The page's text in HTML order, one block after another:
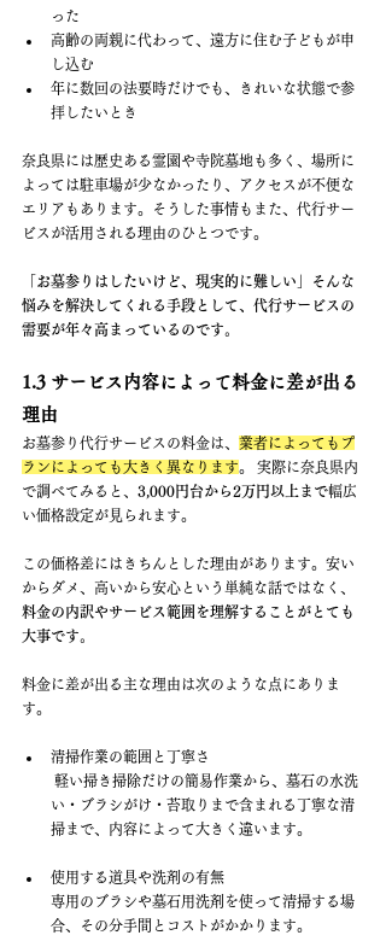
った
高齢の両親に代わって、遠方に住む子どもが申
し込む
年に数回の法要時だけでも、きれいな状態で参
拝したいとき
奈良県には歴史ある霊園や寺院墓地も多く、場所に
よっては駐車場が少なかったり、アクセスが不便な
エリアもあります。そうした事情もまた、代行サー
ビスが活用される理由のひとつです。
「お墓参りはしたいけど、現実的に難しい」そんな
悩みを解決してくれる手段として、代行サービスの
需要が年々高まっているのです。
1.3 サービス内容によって料金に差が出る
理由
お墓参り代行サービスの料金は、 業者によってもプ
ランによっても大きく異なります。 実際に奈良県内
で調べてみると、 3,000円台から2万円以上まで幅広
い価格設定が見られます。
この価格差にはきちんとした理由があります。安い
からダメ、高いから安心という単純な話ではなく、
料金の内訳やサービス範囲を理解することがとても
大事です。
料金に差が出る主な理由は次のような点にありま
す。
清掃作業の範囲と丁寧さ
軽い掃き掃除だけの簡易作業から、墓石の水洗
い・ブラシがけ・苔取りまで含まれる丁寧な清
掃まで、内容によって大きく違います。
使用する道具や洗剤の有無
専用のブラシや墓石用洗剤を使って清掃する場
合、その分手間とコストがかかります。